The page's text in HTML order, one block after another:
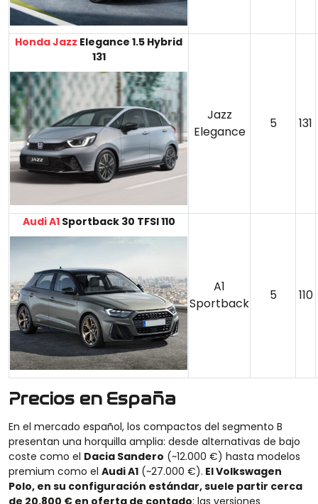
Honda Jazz Elegance 1.5 Hybrid
131
Jazz
Elegance
5 131
Audi A1Sportback 30 TFSI 110
A1
Sportback
5 110
Precios en España
En el mercado español, los compactos del segmento B
presentan una horquilla amplia: desde alternativas de bajo
coste como el Dacia Sandero (~12.000 €) hasta modelos
premium como el Audi A1 (~27.000 €). El Volkswagen
Polo, en su configuración estándar, suele partir cerca